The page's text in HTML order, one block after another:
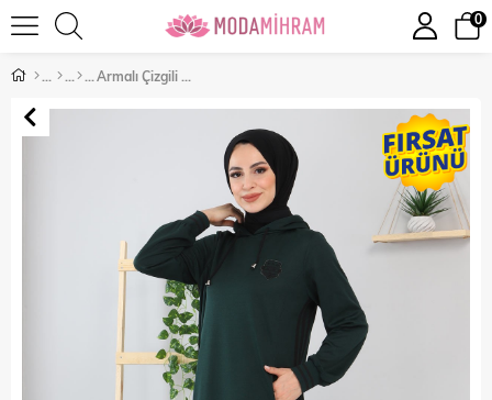
0
Armalı Çizgili Elbise Zümrüt 12100